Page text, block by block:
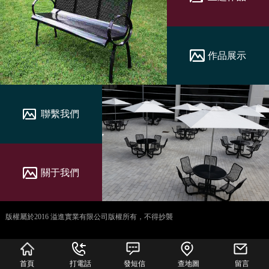
作品展示
聯繫我們
關于我們
版權屬於2016 溢進實業有限公司版權所有，不得抄襲
首頁 打電話 發短信 查地圖 留言